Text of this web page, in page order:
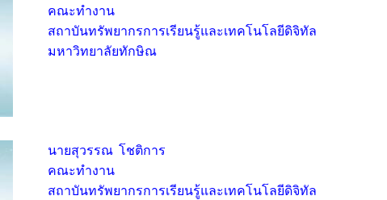
คณะทำงาน
สถาบันทรัพยากรการเรียนรู้และเทคโนโลยีดิจิทัล
มหาวิทยาลัยทักษิณ
นายสุวรรณ โชติการ
คณะทำงาน
สถาบันทรัพยากรการเรียนรู้และเทคโนโลยีดิจิทัล